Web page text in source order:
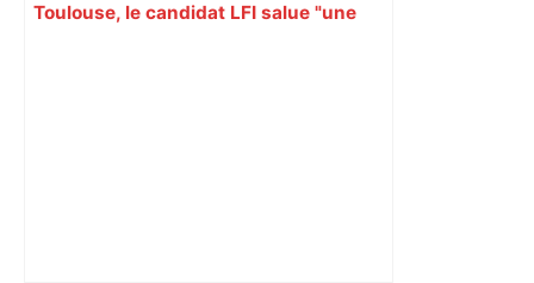
Toulouse, le candidat LFI salue "une